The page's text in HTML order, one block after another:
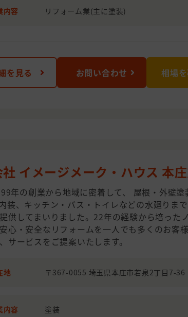
内容 リフォーム業(主に塗装)
を見る お問い合わせ 相場
イメージメーク・ハウス 本
年の創業から地域に密着して、 屋根・外壁塗
装、キッチン・バス・トイレなどの水廻りま
供してまいりました。22年の経験から培った
心・安全なリフォームを一人でも多くのお客
サービスをご提案いたします。
地 〒367-0055 埼玉県本庄市若泉2丁目7-36
内容 塗装